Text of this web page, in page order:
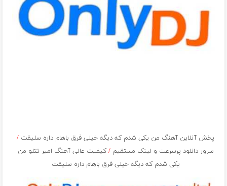
پخش آنلاین آهنگ من يكى شدم كه ديگه خيلى فرق باهام داره سليقت /
سرور دانلود پرسرعت و لینک مستقیم/ کیفیت عالی آهنگ امیر تتلو من
يكى شدم كه ديگه خيلى فرق باهام داره سليقت